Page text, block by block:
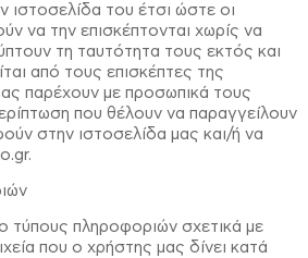
ιστοσελίδα του έτσι ώστε οι
να την επισκέπτονται χωρίς να
τη ταυτότητα τους εκτός και
από τους επισκέπτες της
παρέχουν με προσωπικά τους
που θέλουν να παραγγείλουν
στην ιστοσελίδα μας και/ή να
τύπους πληροφοριών σχετικά με
που ο χρήστης μας δίνει κατά